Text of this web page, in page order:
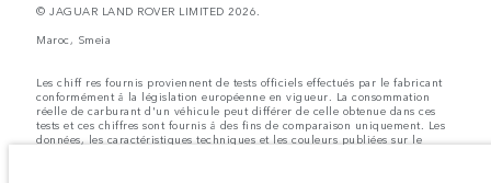
© JAGUAR LAND ROVER LIMITED 2026.
Maroc, Smeia
Les chiff res fournis proviennent de tests officiels effectués par le fabricant
conformément å la législation européenne en vigueur. La consommation
réelle de carburant d'un véhicule peut différer de celle obtenue dans ces
tests et ces chiffres sont fournis å des fins de comparaison uniquement. Les
données, les caractéristiques techniques et les couleurs publiées sur le